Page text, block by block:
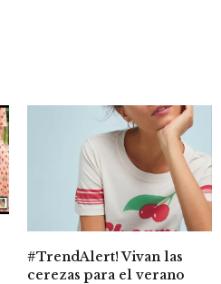
#TrendAlert! Vivan las
cerezas para el verano